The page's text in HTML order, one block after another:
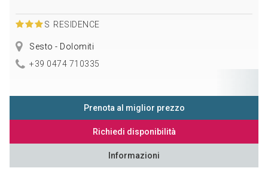
S RESIDENCE
Sesto - Dolomiti
+39 0474 710335
Prenota al miglior prezzo
Richiedi disponibilità
Informazioni